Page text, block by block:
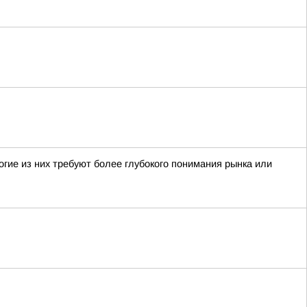
из них требуют более глубокого понимания рынка или